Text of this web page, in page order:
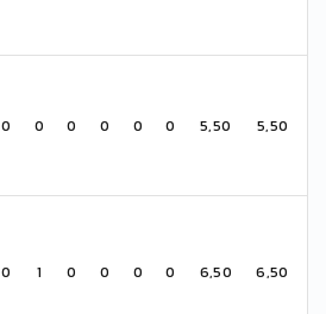
0 0 0 0 0 0 5,50 5,50
0 1 0 0 0 0 6,50 6,50